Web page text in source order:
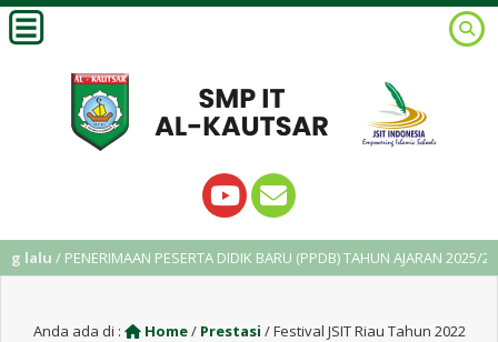
lalu/ PENERIMAAN PESERTA DIDIK BARU (PPDB) TAHUN AJARAN 2025/2026
Anda ada di : Home/ Prestasi /Festival JSIT Riau Tahun 2022